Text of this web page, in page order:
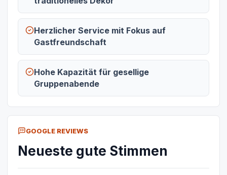
Herzlicher Service mit Fokus auf
Gastfreundschaft
Hohe Kapazität für gesellige
Gruppenabende
GOOGLE REVIEWS
Neueste gute Stimmen